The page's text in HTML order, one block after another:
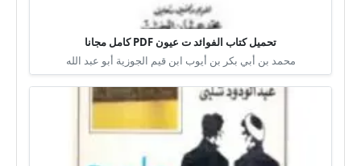
تحميل كتاب الفوائد ت عيون PDF كامل مجانا
محمد بن أبي بكر بن أيوب ابن قيم الجوزية أبو عبد الله